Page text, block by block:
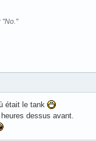
"No."
était le tank
dessus avant.